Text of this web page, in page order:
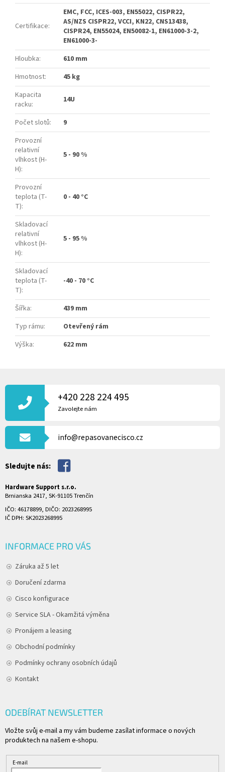
Certifikace:
EMC, FCC, ICES-003, EN55022, CISPR22,
AS/NZS CISPR22, VCCI, KN22, CNS13438,
CISPR24, EN55024, EN50082-1, EN61000-3-2,
EN61000-3-
Hloubka:
610 mm
Hmotnost:
45 kg
Kapacita
racku: 14U
Počet slotů:
9
Provozní
relativní
vlhkost (H-
H):
5 - 90 %
Provozní
teplota (T-
T):
0 - 40 °C
Skladovací
relativní
vlhkost (H-
H):
5 - 95 %
Skladovací
teplota (T-
T):
-40 - 70 °C
Šířka:
439 mm
Typ rámu:
Otevřený rám
Výška: 622 mm
Á
T
+420 228 224 495
Zavolejte nám
info@repasovanecisco.cz
Sledujte nás:
Hardware Support s.r.o.
Brnianska 2417, SK-91105 Trenčín
IČO: 46178899, DIČO: 2023268995
IČ DPH: SK2023268995
INFORMACE PRO VÁS
Záruka až 5 let
Doručení zdarma
Cisco konfigurace
Service SLA - Okamžitá výměna
Pronájem a leasing
Obchodní podmínky
Podmínky ochrany osobních údajů
Kontakt
ODEBÍRAT NEWSLETTER
Vložte svůj e-mail a my vám budeme zasílat informace o nových
produktech na našem e-shopu.
E-mail